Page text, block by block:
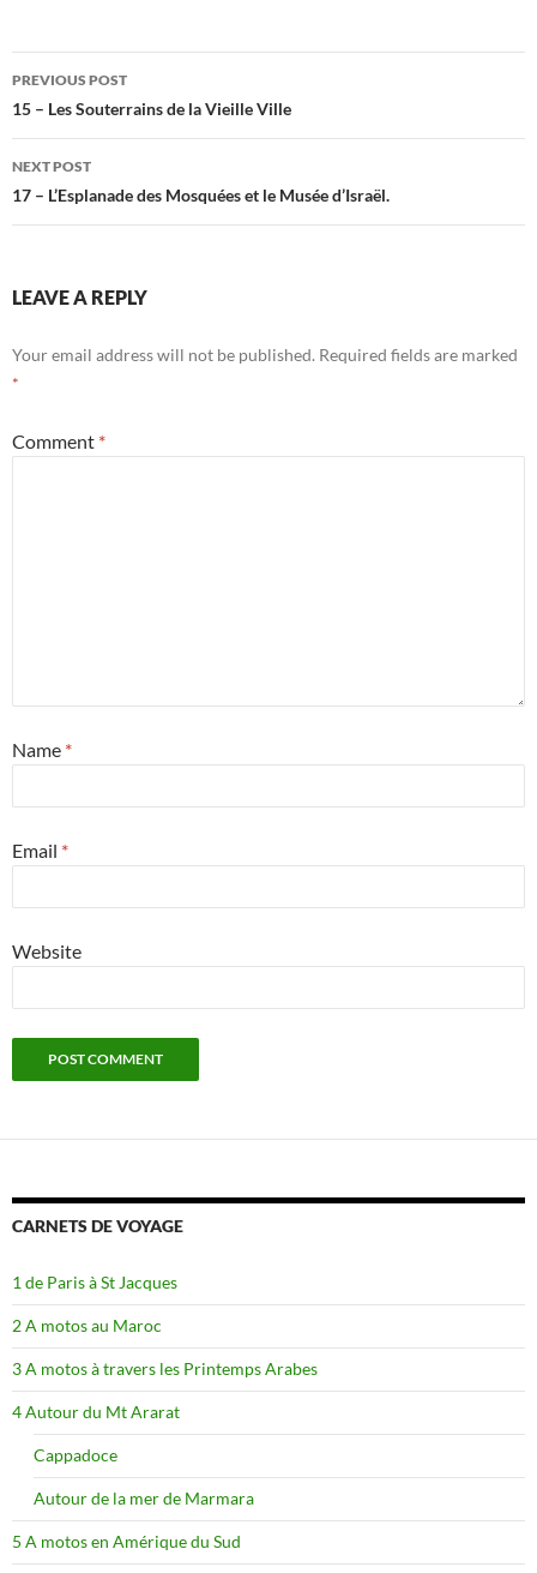
Post
navigation
PREVIOUS POST
15 – Les Souterrains de la Vieille Ville
NEXT POST
17 – L’Esplanade des Mosquées et le Musée d’Israël.
LEAVE A REPLY
Your email address will not be published. Required fields are marked
*
Comment *
Name *
Email *
Website
CARNETS DE VOYAGE
1 de Paris à St Jacques
2 A motos au Maroc
3 A motos à travers les Printemps Arabes
4 Autour du Mt Ararat
Cappadoce
Autour de la mer de Marmara
5 A motos en Amérique du Sud